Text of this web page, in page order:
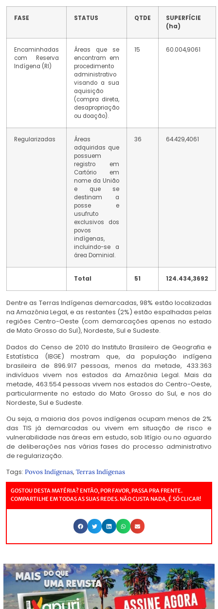
FASE STATUS QTDE
SUPERFÍCIE
(ha)
Encaminhadas
com Reserva
Indígena (RI)
Áreas que se
encontram em
procedimento
administrativo
visando a sua
aquisição
(compra direta,
desapropriação
ou doação).
15 60.004,9061
Regularizadas
Áreas
adquiridas que
possuem
registro em
Cartório em
nome da União
e que se
destinam a
posse e
usufruto
exclusivos dos
povos
indígenas,
incluindo-se a
área Dominial.
36 64.429,4061
Total 51 124.434,3692
Dentre as Terras Indígenas demarcadas, 98% estão localizadas
na Amazônia Legal, e as restantes (2%) estão espalhadas pelas
regiões Centro-Oeste (com demarcações apenas no estado
de Mato Grosso do Sul), Nordeste, Sul e Sudeste.
Dados do Censo de 2010 do Instituto Brasileiro de Geografia e
Estatística (IBGE) mostram que, da população indígena
brasileira de 896.917 pessoas, menos da metade, 433.363
indivíduos vivem nos estados da Amazônia Legal. Mais da
metade, 463.554 pessoas vivem nos estados do Centro-Oeste,
particularmente no estado do Mato Grosso do Sul, e nos do
Nordeste, Sul e Sudeste.
Ou seja, a maioria dos povos indígenas ocupam menos de 2%
das TIS já demarcadas ou vivem em situação de risco e
vulnerabilidade nas áreas em estudo, sob litígio ou no aguardo
de deliberações nas várias fases do processo administrativo
de regularização.
Tags: Povos Indígenas, Terras Indígenas
GOSTOU DESTA MATÉRIA? ENTÃO, POR FAVOR, PASSA PRA FRENTE.
COMPARTILHE EM TODAS AS SUAS REDES. NÃO CUSTA NADA, É SÓ CLICAR!